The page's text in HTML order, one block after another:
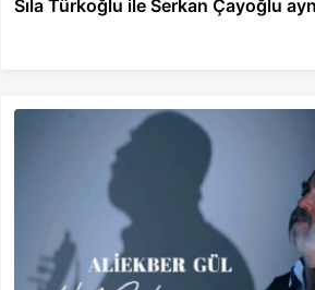
Sıla Türkoğlu ile Serkan Çayoğlu